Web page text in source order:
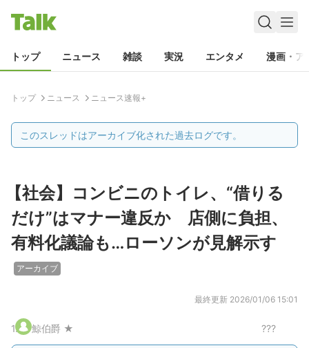
トップ ニュース 雑談 実況 エンタメ 漫画・ア
トップ ニュース ニュース速報+
このスレッドはアーカイブ化された過去ログです。
【社会】コンビニのトイレ、“借りる
だけ”はマナー違反か 店側に負担、
有料化議論も…ローソンが見解示す
アーカイブ
最終更新 2026/01/06 15:01
1. 鯨伯爵 ★ ???